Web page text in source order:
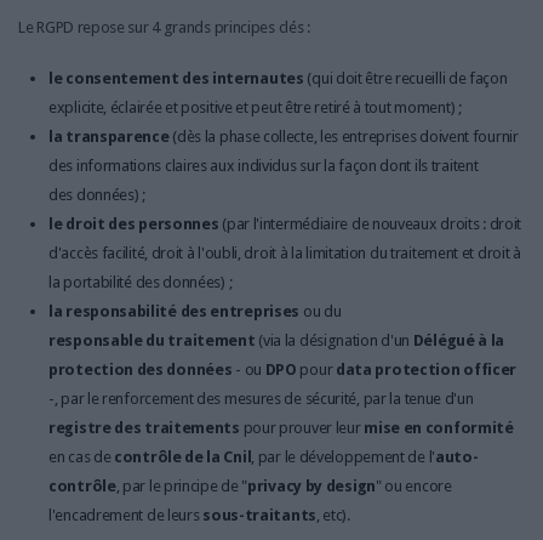
Le RGPD repose sur 4 grands principes clés :
le consentement des internautes (qui doit être recueilli de façon
explicite, éclairée et positive et peut être retiré à tout moment) ;
la transparence(dès la phase collecte, les entreprises doivent fournir
des informations claires aux individus sur la façon dont ils traitent
des données) ;
le droit des personnes (par l'intermédiaire de nouveaux droits : droit
d'accès facilité, droit à l'oubli, droit à la limitation du traitement et droit à
la portabilité des données) ;
la responsabilité des entreprises ou du
responsable du traitement (via la désignation d'un Délégué à la
protection des données - ou DPO pour data protection officer
-, par le renforcement des mesures de sécurité, par la tenue d'un
registre des traitements pour prouver leur mise en conformité
en cas de contrôle de la Cnil , par le développement de l'auto-
contrôle, par le principe de "privacy by design" ou encore
l'encadrement de leurs sous-traitants, etc).